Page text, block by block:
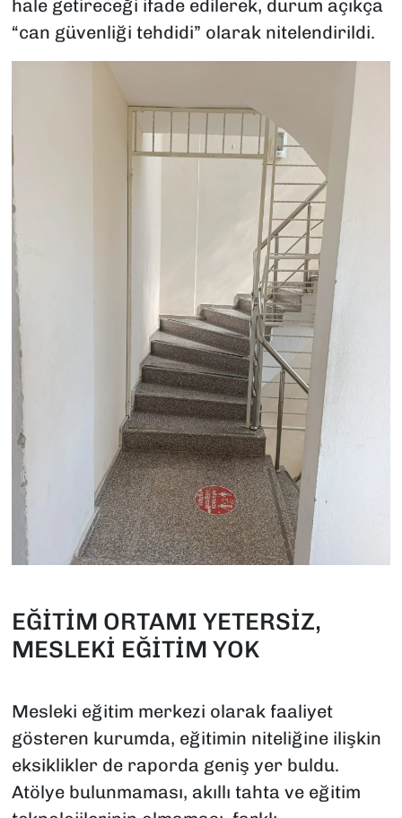
hale getireceği ifade edilerek, durum açıkça
“can güvenliği tehdidi” olarak nitelendirildi.
EĞİTİM ORTAMI YETERSİZ,
MESLEKİ EĞİTİM YOK
Mesleki eğitim merkezi olarak faaliyet
gösteren kurumda, eğitimin niteliğine ilişkin
eksiklikler de raporda geniş yer buldu.
Atölye bulunmaması, akıllı tahta ve eğitim